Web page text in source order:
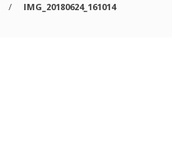
IMG_20180624_161014